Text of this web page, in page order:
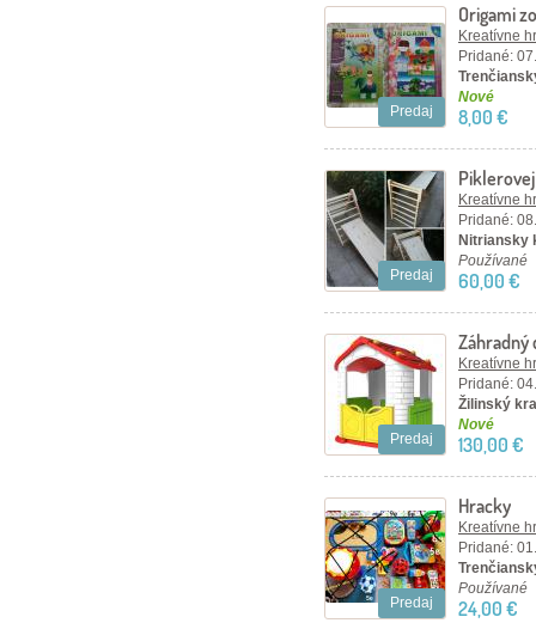
Predaj
Origami
Kreatívne
Pridané:
Nové
8,00 €
Predaj
Kreatívne
Pridané:
Nitriansky
Používané
60,00 €
Predaj
Záhradný
Kreatívne
Pridané:
Žilinský
Nové
130,00 €
Predaj
Hracky
Kreatívne
Pridané:
Používané
24,00 €